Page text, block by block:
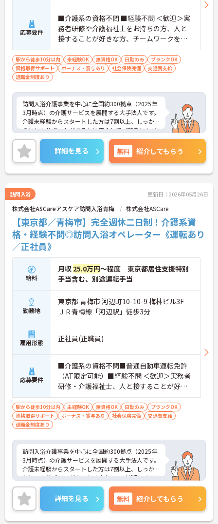
応募要件
■介護系の資格不問 ■経験不問 ＜歓迎＞実
務者研修や介護福祉士をお持ちの方、人と
接することが好きな方、チームワークを重
視する人
駅から徒歩10分以内 未経験OK 無資格OK 日勤のみ
ブランクOK
資格取得サポート
ボーナス・賞与あり 社会保険完備
交通費支給
退職金制度あり
訪問入浴介護事業を中心に全国約300拠点（2025年
3月時点）の介護サービスを展開する大手法人です。
介護未経験からスタートした方は7割以上、しっか
りとしたサポートがあるため安心してご就業いただ
けます。お風呂に入れなくて困っている方に、手を
差し伸べてあげられるとてもやりがいのあるお仕事
です。ご興味ある方には、面接対策ポイントなど、
さらに詳細をお話しいたしますのでお気軽にご相談
ください！
詳細を見る 無料 紹介してもらう
訪問入浴 更新日：2026年05月26日
株式会社ASCareアスケア訪問入浴青梅 株式会社ASCare
【東京都／青梅市】完全週休二日制！介護系資
格・経験不問◎訪問入浴オペレーター《運転あり
／正社員》
給料
月収 25.0万円～程度 東京都居住支援特別
手当含む、別途運転手当
勤務地
東京都 青梅市 河辺町10-10-9 梅林ビル3F
ＪＲ青梅線「河辺駅」徒歩3分
雇用形態 正社員(正職員)
応募要件
■介護系の資格不問■普通自動車運転免許
（AT限定可能）■経験不問 ＜歓迎＞実務者
研修・介護福祉士、人と接することが好き
な方、チームワークを重視する人
駅から徒歩10分以内 未経験OK 無資格OK 日勤のみ
ブランクOK
資格取得サポート
ボーナス・賞与あり 社会保険完備
交通費支給
退職金制度あり
訪問入浴介護事業を中心に全国約300拠点（2025年
3月時点）の介護サービスを展開する大手法人です。
介護未経験からスタートした方は7割以上、しっか
りとしたサポートがあるため安心してご就業いただ
けます。お風呂に入れなくて困っている方に、手を
差し伸べてあげられるとてもやりがいのあるお仕事
です。ご興味ある方には、面接対策ポイントなど、
さらに詳細をお話しいたしますのでお気軽にご相談
ください！
詳細を見る 無料 紹介してもらう